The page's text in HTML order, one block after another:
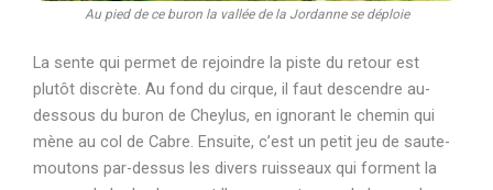
Au pied de ce buron la vallée de la Jordanne se déploie
La sente qui permet de rejoindre la piste du retour est
plutôt discrète. Au fond du cirque, il faut descendre au-
dessous du buron de Cheylus, en ignorant le chemin qui
mène au col de Cabre. Ensuite, c’est un petit jeu de saute-
moutons par-dessus les divers ruisseaux qui forment la